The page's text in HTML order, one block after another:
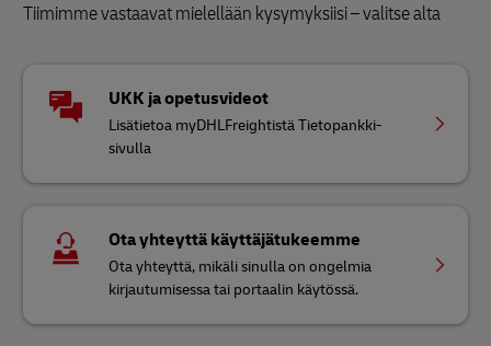
Tiimimme vastaavat mielellään kysymyksiisi – valitse alta
UKK ja opetusvideot
Lisätietoa myDHLFreightistä Tietopankki-
sivulla
Ota yhteyttä käyttäjätukeemme
Ota yhteyttä, mikäli sinulla on ongelmia
kirjautumisessa tai portaalin käytössä.